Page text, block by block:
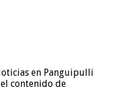
en Panguipulli
contenido de